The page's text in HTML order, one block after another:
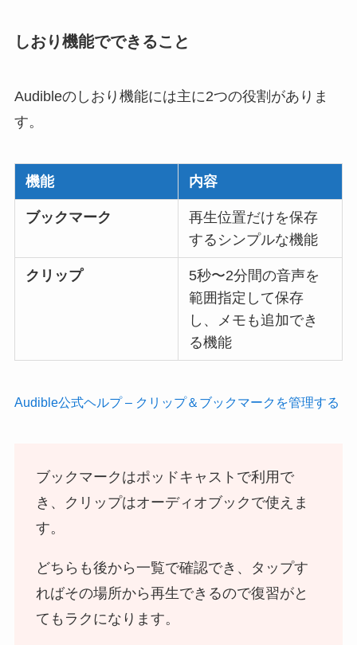
しおり機能でできること
Audibleのしおり機能には主に2つの役割がありま
す。
機能 内容
ブックマーク
再生位置だけを保存
するシンプルな機能
クリップ
5秒〜2分間の音声を
範囲指定して保存
し、メモも追加でき
る機能
Audible公式ヘルプ – クリップ＆ブックマークを管理する
ブックマークはポッドキャストで利用で
き、クリップはオーディオブックで使えま
す。
どちらも後から一覧で確認でき、タップす
ればその場所から再生できるので復習がと
てもラクになります。